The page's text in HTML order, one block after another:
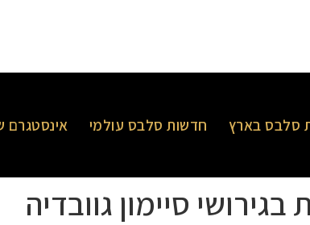
סלבס בארץ חדשות סלבס עולמי
סיימון גוובדיה